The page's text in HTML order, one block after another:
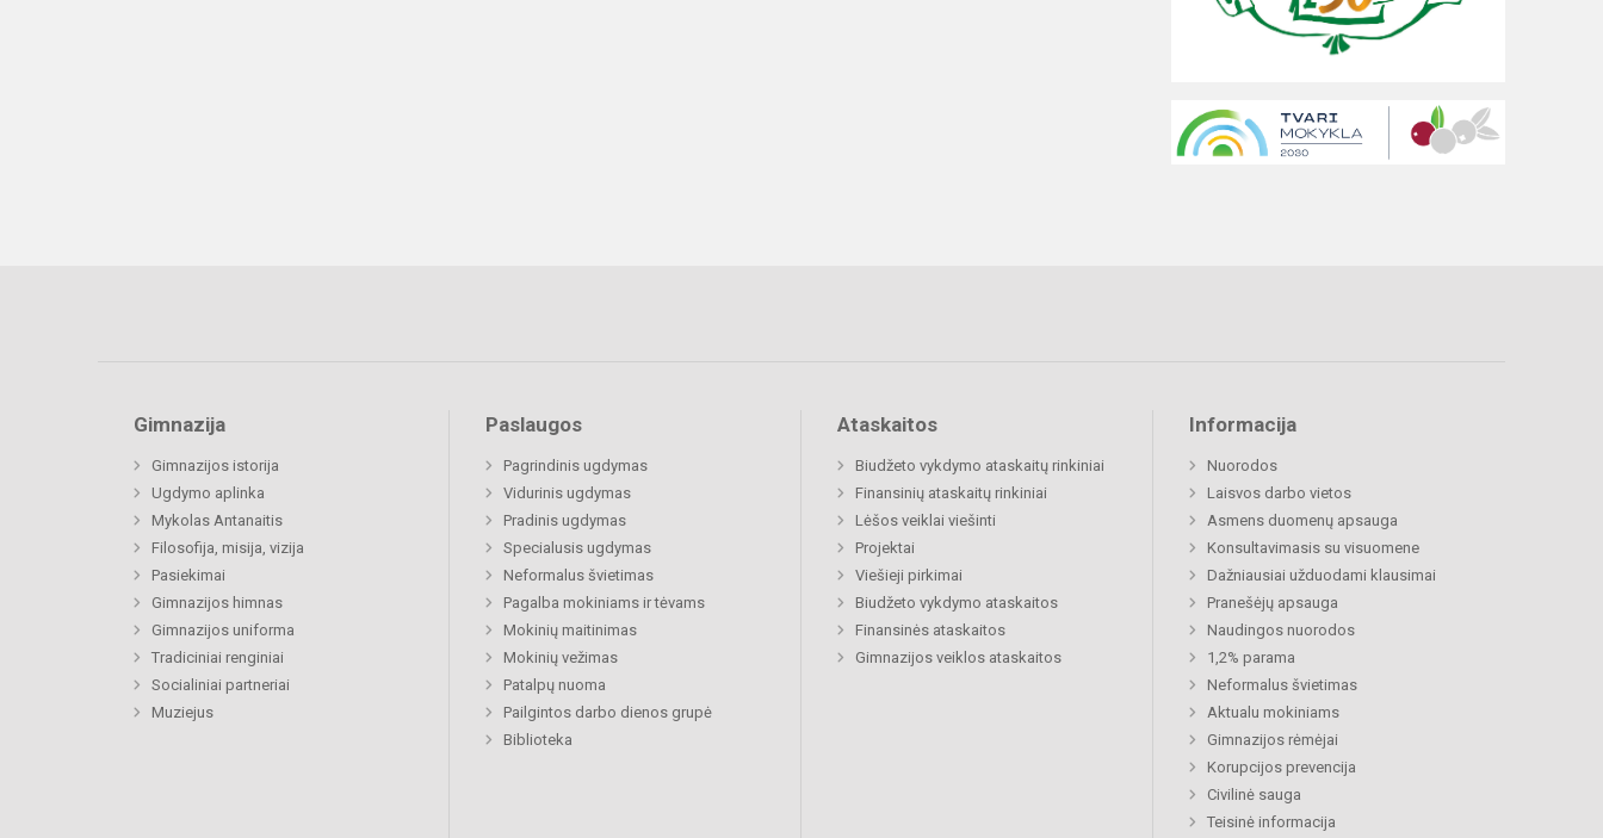
Gimnazija
Gimnazijos istorija
Ugdymo aplinka
Mykolas Antanaitis
Filosofija, misija, vizija
Pasiekimai
Gimnazijos himnas
Gimnazijos uniforma
Tradiciniai renginiai
Socialiniai partneriai
Muziejus
Paslaugos
Pagrindinis ugdymas
Vidurinis ugdymas
Pradinis ugdymas
Specialusis ugdymas
Neformalus švietimas
Pagalba mokiniams ir tėvams
Mokinių maitinimas
Mokinių vežimas
Patalpų nuoma
Pailgintos darbo dienos grupė
Biblioteka
Ataskaitos
Biudžeto vykdymo ataskaitų rinkiniai
Finansinių ataskaitų rinkiniai
Lėšos veiklai viešinti
Projektai
Viešieji pirkimai
Biudžeto vykdymo ataskaitos
Finansinės ataskaitos
Gimnazijos veiklos ataskaitos
Informacija
Nuorodos
Laisvos darbo vietos
Asmens duomenų apsauga
Konsultavimasis su visuomene
Dažniausiai užduodami klausimai
Pranešėjų apsauga
Naudingos nuorodos
1,2% parama
Neformalus švietimas
Aktualu mokiniams
Gimnazijos rėmėjai
Korupcijos prevencija
Civilinė sauga
Teisinė informacija